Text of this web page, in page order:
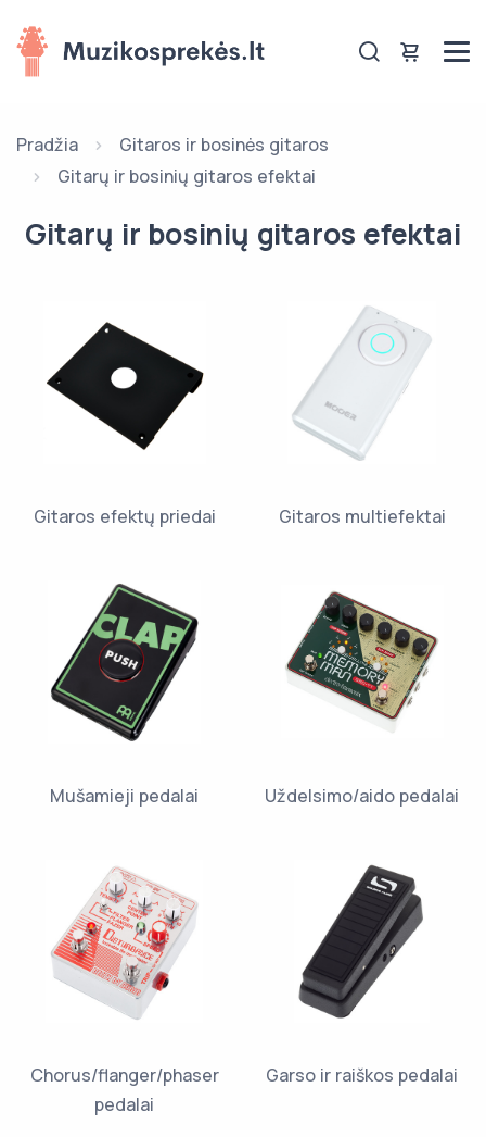
Pradžia
Gitaros ir bosinės gitaros
Gitarų ir bosinių gitaros efektai
Gitarų ir bosinių gitaros efektai
Gitaros efektų priedai Gitaros multiefektai
Mušamieji pedalai Uždelsimo/aido pedalai
Chorus/flanger/phaser
pedalai
Garso ir raiškos pedalai